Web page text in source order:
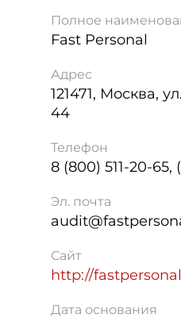
Полное
Fast Personal
Адрес
121471, Москва,
44
Телефон
8 (800) 511-20-
Эл. почта
Сайт
http://
Дата основания